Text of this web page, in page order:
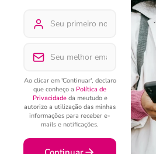
Ao clicar em 'Continuar', declaro
que conheço a Política de
Privacidadeda meutudo e
autorizo a utilização das minhas
informações para receber e-
mails e notificações.